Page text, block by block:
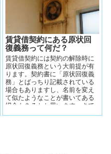
賃貸借契約にある原状回
復義務って何だ？
賃貸借契約には契約の解除時に
原状回復義務という大前提が有
ります。契約書に「原状回復義
務」とばっちり記載されている
場合もありますし、名前を変え
て似たようなことが書いてある
場合もあるかと思います。さて